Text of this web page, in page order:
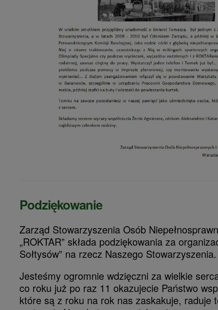
Podziękowanie
Zarząd Stowarzyszenia Osób
„ROKTAR” składa podziękowania za
Sołtysów” na rzecz Naszego Stowarzyszenia.
Jesteśmy ogromnie wdzięczni za wielkie
co roku już po raz 11 okazujecie Państwo
które są z roku na rok nas zaskakuje, raduje